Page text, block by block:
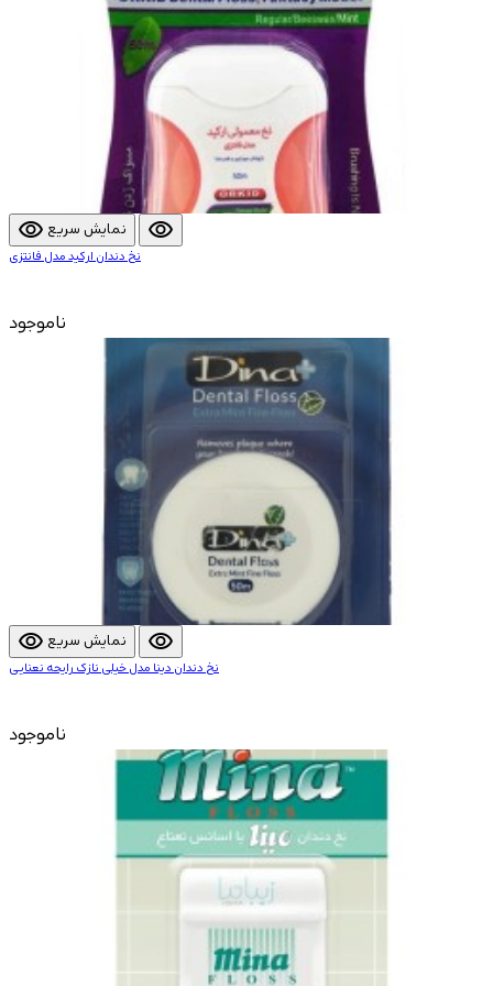
visibility نمایش سریع visibility
نخ دندان ارکید مدل فانتزی
ناموجود
visibility نمایش سریع visibility
نخ دندان دینا مدل خیلی نازک رایحه نعنایی
ناموجود